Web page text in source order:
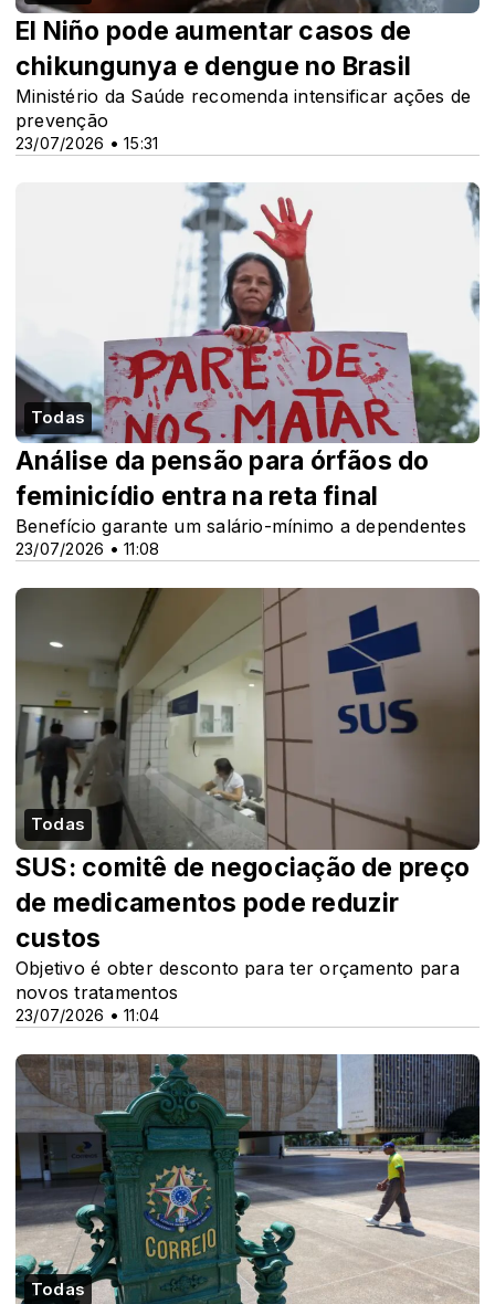
23/07/2026 • 15:31
El Niño pode aumentar casos de
chikungunya e dengue no Brasil
Ministério da Saúde recomenda intensificar ações de
prevenção
Todas
23/07/2026 • 11:08
Análise da pensão para órfãos do
feminicídio entra na reta final
Benefício garante um salário-mínimo a dependentes
Todas
23/07/2026 • 11:04
SUS: comitê de negociação de preço
de medicamentos pode reduzir
custos
Objetivo é obter desconto para ter orçamento para
novos tratamentos
Todas